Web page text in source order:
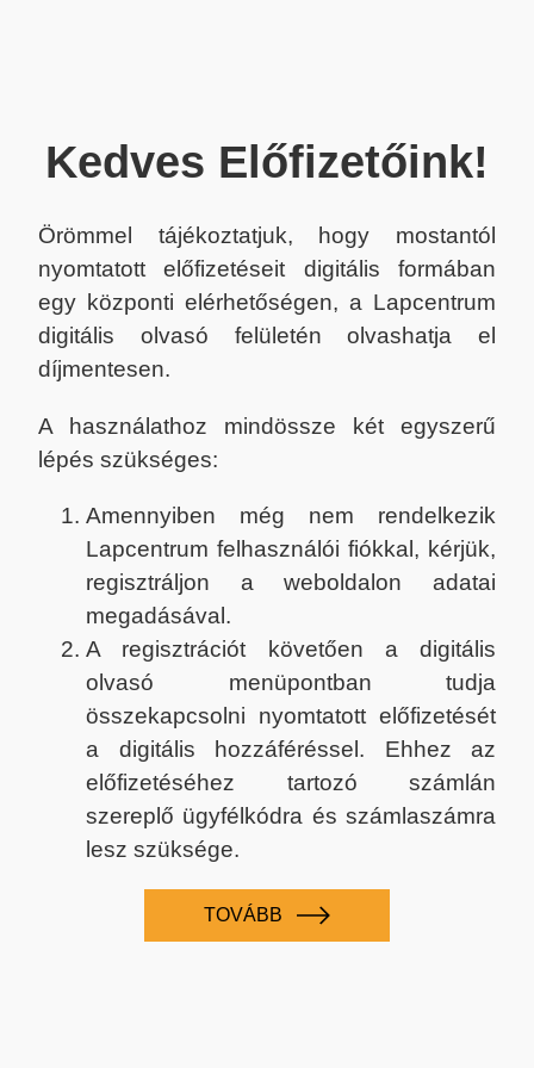
Kedves Előfizetőink!
Örömmel tájékoztatjuk, hogy mostantól
nyomtatott előfizetéseit digitális formában
egy központi elérhetőségen, a Lapcentrum
digitális olvasó felületén olvashatja el
díjmentesen.
A használathoz mindössze két egyszerű
lépés szükséges:
Amennyiben még nem rendelkezik
Lapcentrum felhasználói fiókkal, kérjük,
regisztráljon a weboldalon adatai
megadásával.
A regisztrációt követően a digitális
olvasó menüpontban tudja
összekapcsolni nyomtatott előfizetését
a digitális hozzáféréssel. Ehhez az
előfizetéséhez tartozó számlán
szereplő ügyfélkódra és számlaszámra
lesz szüksége.
TOVÁBB